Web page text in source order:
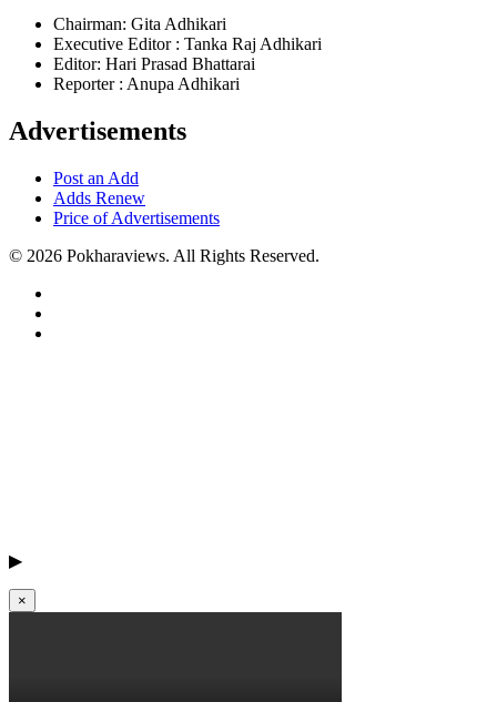
Chairman: Gita Adhikari
Executive Editor : Tanka Raj Adhikari
Editor: Hari Prasad Bhattarai
Reporter : Anupa Adhikari
Advertisements
Post an Add
Adds Renew
Price of Advertisements
© 2026 Pokharaviews. All Rights Reserved.
▶
×